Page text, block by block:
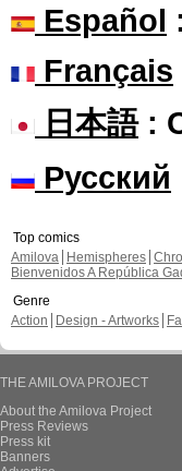
Español
Français
日本語:
Русский
Top comics
Amilova
Hemispheres
Bienvenidos A República
Genre
Action
Design - Artworks
THE AMILOVA PROJECT
About the Amilova Project
Press Reviews
Press kit
Banners